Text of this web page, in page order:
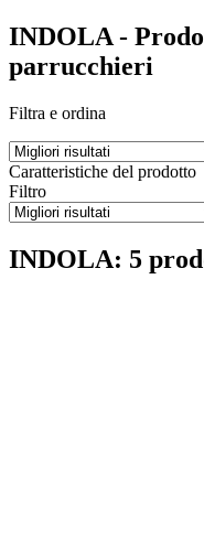
INDOLA -
parrucchieri
Filtra e ordina
Caratteristiche del prodotto
Filtro
INDOLA: 5